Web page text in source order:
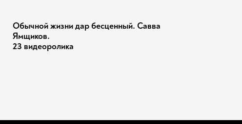
Обычной жизни дар бесценный. Савва
Ямщиков.
23 видеоролика